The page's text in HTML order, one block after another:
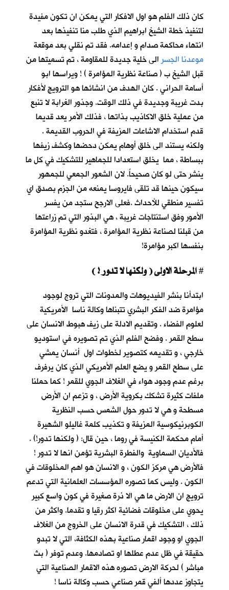
كان ذلك الفلم هو اول الافكار التي يمكن ان تكون مفيدة
لتنفيذ خطة الشيخ ابراهيم الذي طلب منا تنفيذها بعد
انتهاء محاكمة صدام و إعدامه. فقد تم نقلي بعد موقعة
موعدنا الجسرالى خلية جديدة للمقاومة ، تم تسميتها من
قبل الشيخ ب ( صناعة نظرية المؤامرة ) ! ويراسها ابو
أسامة الحراني . كان الهدف من انشائها هو الترويج لأفكار
بدت غريبة وجديدة في ذلك الوقت. وجذور الغرابة لا تنبع
من عملية خلق الاكاذيب بذاتها ، فذلك الأمر يعد قديما
قدم استخدام الاشاعات المزيفة في الحروب القديمة .
ولكنه يستند الى خلق أوهام يمكن دحضها وكشف زيفها
ببساطة ، مما يخلق استعدادا للجماهير للتشكيك في كل ما
ينشر حتى لو كان صحيحاً. لان الشعور الجمعي للجمهور
سيكون حينها قد تلقى فايروسا يمنعه من الجزم بصدق اي
تفسير منطقي للأحداث .فعلى الارجح ستجد من يفسر
الأمور وفق استنتاجات غريبة ، هي البذور التي تم زراعتها
من قبلنا لصناعة نظرية المؤامرة ، فتغدو نظرية المؤامرة
بنفسها اكبر مؤامرة!
#
ابتدأنا بنشر الفيديوهات والمدونات التي تروج لوجود
مؤامرة ضد الفكر البشري تتبناها وكالة ناسا الأمريكية
لعلوم الفضاء . وتقديم الادلة على زيف هبوط الانسان على
سطح القمر . وفضح الفلم الذي تم تصويره في استوديو
خارجي ، و تقديمه كتصوير لخطوات اول أنسان يمشي
على سطح القمر و يضع العلم الأمريكي الذي كان يرفرف
برغم عدم وجود هواء في الغلاف الجوي للقمر ! كما حملنا
ملفات كثيرة تشكك بكروية الأرض ، و تزعم ان الأرض
مسطحة و هي لا تدور حول الشمس حسب النظرية
الكوبرنيكوسية المزيفة و تكذيب كلمة غاليلو الشهيرة
أمام محكمة الكنيسة في روما ، حين قال: ( ولكنها تدور!) .
فالأديان السماوية والفطرة البشرية تؤمن انها لا تدور !
فالأرض هي مركز الكون ، و الانسان هو اهم المخلوقات في
الكون . وليس كما تصوره المؤسسات العلمانية التي تدعم
ترويج ان الارض ما هي الا ذرة صغيرة في كون واسع كبير
يحوي على مخلوقات فضائية اكثر رقيا و تقدما. واكثر من
ذلك ، التشكيك في قدرة الانسان على الخروج من الغلاف
الجوي او وجود اقمار صناعية بهذه الكثافة، التي لا تبدو
حقيقة في ظل عدم عطلها او تصادمها. وعدم توفر ( بث
مباشر ) لحركة الارض تصوره هذه الاقمار الصناعية التي
يتجاوز عددها ألفي قمر صناعي حسب وكالة ناسا !